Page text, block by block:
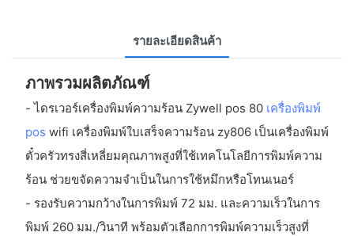
รายละเอียดสินค้า
ภาพรวมผลิตภัณฑ์
- ไดรเวอร์เครื่องพิมพ์ความร้อน Zywell pos 80 เครื่องพิมพ์
pos wifi เครื่องพิมพ์ใบเสร็จความร้อน zy806 เป็นเครื่องพิมพ์
ตั๋วครัวทรงสี่เหลี่ยมคุณภาพสูงที่ใช้เทคโนโลยีการพิมพ์ความ
ร้อน ช่วยขจัดความจำเป็นในการใช้หมึกหรือโทนเนอร์
- รองรับความกว้างในการพิมพ์ 72 มม. และความเร็วในการ
พิมพ์ 260 มม./วินาที พร้อมตัวเลือกการพิมพ์ความเร็วสูงที่